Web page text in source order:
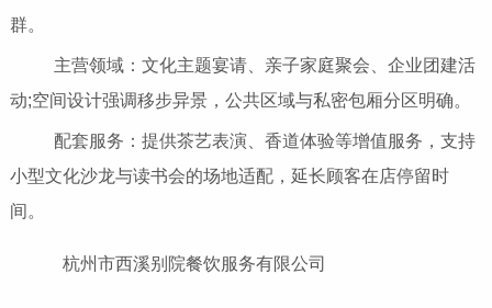
群。
主营领域：文化主题宴请、亲子家庭聚会、企业团建活
动;空间设计强调移步异景，公共区域与私密包厢分区明确。
配套服务：提供茶艺表演、香道体验等增值服务，支持
小型文化沙龙与读书会的场地适配，延长顾客在店停留时
间。
杭州市西溪别院餐饮服务有限公司